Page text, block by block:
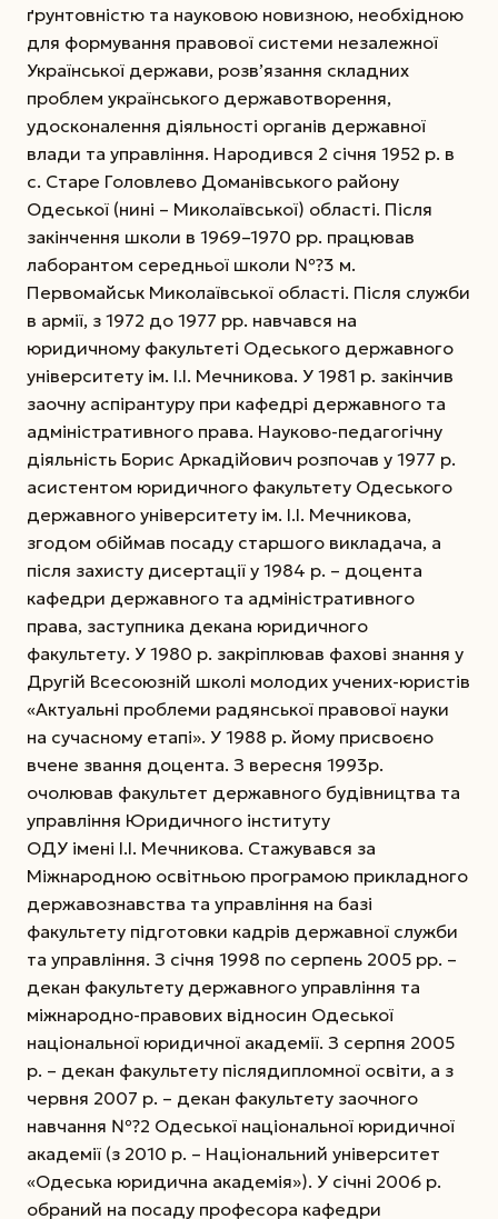
ґрунтовністю та науковою новизною, необхідною
для формування правової системи незалежної
Української держави, розв’язання складних
проблем українського державотворення,
удосконалення діяльності органів державної
влади та управління. Народився 2 січня 1952 р. в
с. Старе Головлево Доманівського району
Одеської (нині – Миколаївської) області. Після
закінчення школи в 1969–1970 рр. працював
лаборантом середньої школи №?3 м.
Первомайськ Миколаївської області. Після служби
в армії, з 1972 до 1977 рр. навчався на
юридичному факультеті Одеського державного
університету ім. І.І. Мечникова. У 1981 р. закінчив
заочну аспірантуру при кафедрі державного та
адміністративного права. Науково-педагогічну
діяльність Борис Аркадійович розпочав у 1977 р.
асистентом юридичного факультету Одеського
державного університету ім. І.І. Мечникова,
згодом обіймав посаду старшого викладача, а
після захисту дисертації у 1984 р. – доцента
кафедри державного та адміністративного
права, заступника декана юридичного
факультету. У 1980 р. закріплював фахові знання у
Другій Всесоюзній школі молодих учених-юристів
«Актуальні проблеми радянської правової науки
на сучасному етапі». У 1988 р. йому присвоєно
вчене звання доцента. З вересня 1993р.
очолював факультет державного будівництва та
управління Юридичного інституту
ОДУ імені І.І. Мечникова. Стажувався за
Міжнародною освітньою програмою прикладного
державознавства та управління на базі
факультету підготовки кадрів державної служби
та управління. З січня 1998 по серпень 2005 рр. –
декан факультету державного управління та
міжнародно-правових відносин Одеської
національної юридичної академії. З серпня 2005
р. – декан факультету післядипломної освіти, а з
червня 2007 р. – декан факультету заочного
навчання №?2 Одеської національної юридичної
академії (з 2010 р. – Національний університет
«Одеська юридична академія»). У січні 2006 р.
обраний на посаду професора кафедри